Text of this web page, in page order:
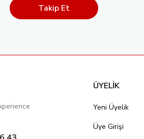
Takip Et
ÜYELİK
Yeni Üyelik
Üye Girişi